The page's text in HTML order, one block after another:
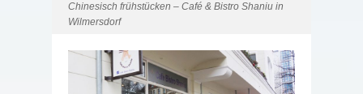
Chinesisch frühstücken – Café & Bistro Shaniu in
Wilmersdorf